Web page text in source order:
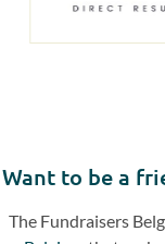
Want to be a
The Fundraisers